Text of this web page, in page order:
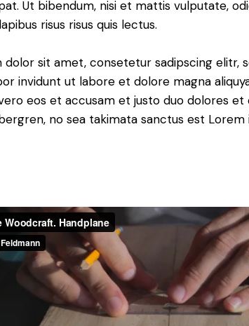
Ut bibendum, nisi et mattis vulputate,
risus risus quis lectus.
dolor sit amet, consetetur sadipscing elitr,
invidunt ut labore et dolore magna
eos et accusam et justo duo dolores et
no sea takimata sanctus est Lorem